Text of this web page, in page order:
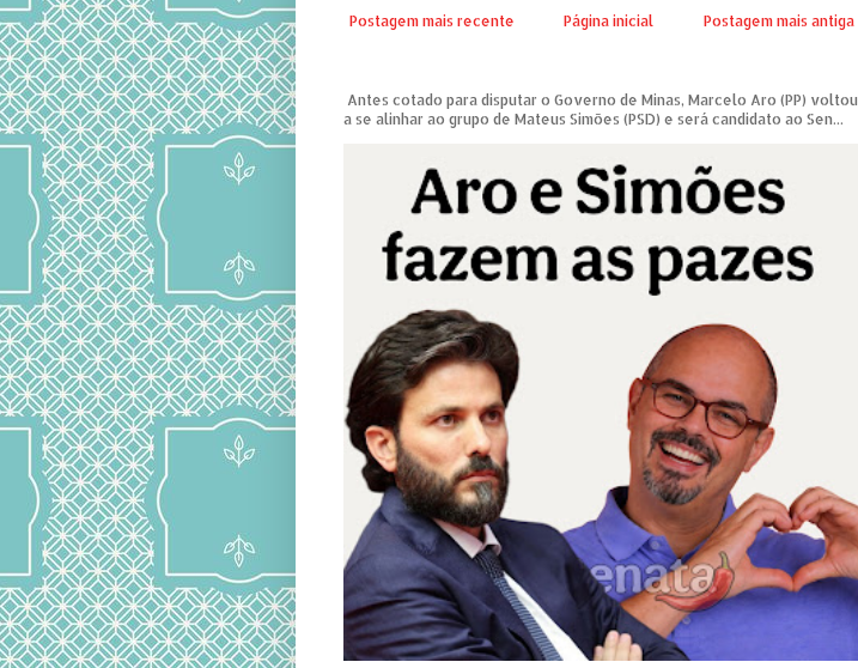
Postagem mais recente Postagem mais antiga
Página inicial
Antes cotado para disputar o Governo de Minas, Marcelo Aro (PP) voltou
a se alinhar ao grupo de Mateus Simões (PSD) e será candidato ao Sen...